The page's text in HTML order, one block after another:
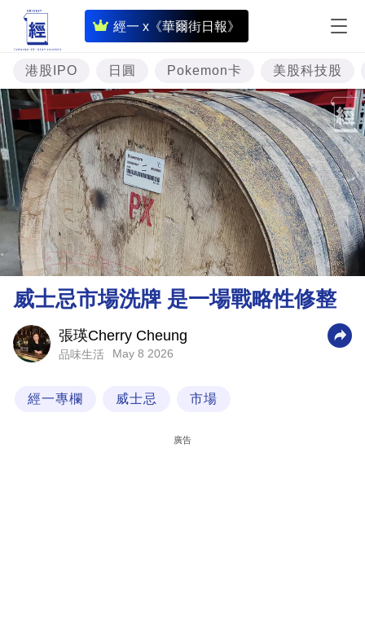
經一 x《華爾街日報》
即
時
財
經
專
題
投
資
樓
市
理
財
商
業
港股IPO 日圓 Pokemon卡 美股科技股
威士忌市場洗牌 是一場戰略性修整
張瑛Cherry Cheung
品味生活 May 8 2026
經一專欄 威士忌 市場
廣告